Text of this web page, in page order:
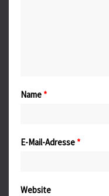
Name *
E-Mail-Adresse *
Website